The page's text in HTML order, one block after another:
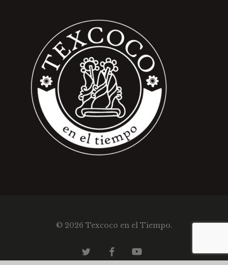
© 2026 Texcoco en el Tiempo.
twitter facebookyoutube